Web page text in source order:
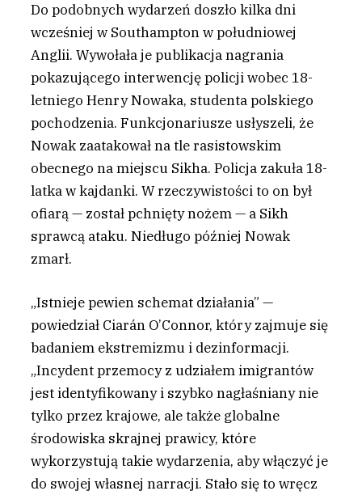
Do podobnych wydarzeń doszło kilka dni
wcześniej w Southampton w południowej
Anglii. Wywołała je publikacja nagrania
pokazującego interwencję policji wobec 18-
letniego Henry Nowaka, studenta polskiego
pochodzenia. Funkcjonariusze usłyszeli, że
Nowak zaatakował na tle rasistowskim
obecnego na miejscu Sikha. Policja zakuła 18-
latka w kajdanki. W rzeczywistości to on był
ofiarą — został pchnięty nożem — a Sikh
sprawcą ataku. Niedługo później Nowak
zmarł.
„Istnieje pewien schemat działania” —
powiedział Ciarán O’Connor, który zajmuje się
badaniem ekstremizmu i dezinformacji.
„Incydent przemocy z udziałem imigrantów
jest identyfikowany i szybko nagłaśniany nie
tylko przez krajowe, ale także globalne
środowiska skrajnej prawicy, które
wykorzystują takie wydarzenia, aby włączyć je
do swojej własnej narracji. Stało się to wręcz